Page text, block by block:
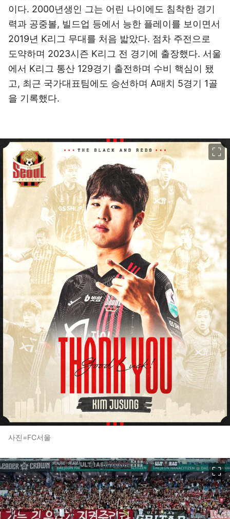
이다. 2000년생인 그는 어린 나이에도 침착한 경기
력과 공중볼, 빌드업 등에서 능한 플레이를 보이면서
2019년 K리그 무대를 처음 밟았다. 점차 주전으로
도약하며 2023시즌 K리그 전 경기에 출장했다. 서울
에서 K리그 통산 129경기 출전하며 수비 핵심이 됐
고, 최근 국가대표팀에도 승선하며 A매치 5경기 1골
을 기록했다.
사진=FC서울